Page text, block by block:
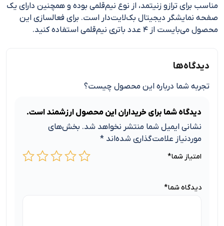
مناسب برای ترازو زنیتمد، از نوع نیم‌قلمی بوده و همچنین دارای یک
صفحه نمایشگر دیجیتال بک‌لایت‌دار است. برای فعالسازی این
محصول می‌بایست از ۴ عدد باتری نیم‌قلمی استفاده کنید.
دیدگاه‌ها
تجربه شما درباره این محصول چیست؟
دیدگاه شما برای خریداران این محصول ارزشمند است.
نشانی ایمیل شما منتشر نخواهد شد. بخش‌های
موردنیاز علامت‌گذاری شده‌اند *
امتیاز شما*
دیدگاه شما*